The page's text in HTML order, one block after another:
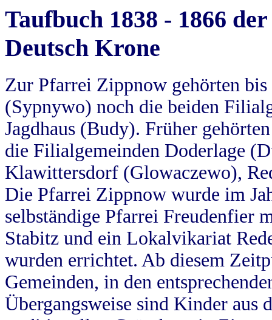
Taufbuch 1838 - 1866
Deutsch Krone
Zur Pfarrei Zippnow gehörten
(Sypnywo) noch die beiden
Jagdhaus (Budy). Früher
die Filialgemeinden Doderlage
Klawittersdorf (Glowaczewo),
Die Pfarrei Zippnow wurde im
selbständige Pfarrei Freudenfier
Stabitz und ein Lokalvikariat
wurden errichtet. Ab diesem
Gemeinden, in den
Übergangsweise sind Kinder aus